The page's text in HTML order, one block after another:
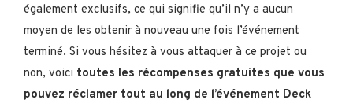
également exclusifs, ce qui signifie qu’il n’y a aucun
moyen de les obtenir à nouveau une fois l’événement
terminé. Si vous hésitez à vous attaquer à ce projet ou
non, voici toutes les récompenses gratuites que vous
pouvez réclamer tout au long de l’événement Deck